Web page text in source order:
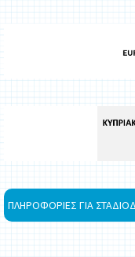
ΠΛΗΡΟΦΟΡΙΕΣ ΓΙΑ